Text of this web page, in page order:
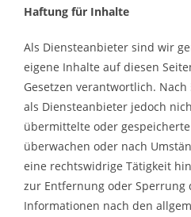
Haftung für Inhalte
Als Diensteanbieter sind wir
eigene Inhalte auf diesen
Gesetzen verantwortlich.
als Diensteanbieter jedoch
übermittelte oder
überwachen oder nach
eine rechtswidrige Tätigkeit
zur Entfernung oder Sperrung
Informationen nach den